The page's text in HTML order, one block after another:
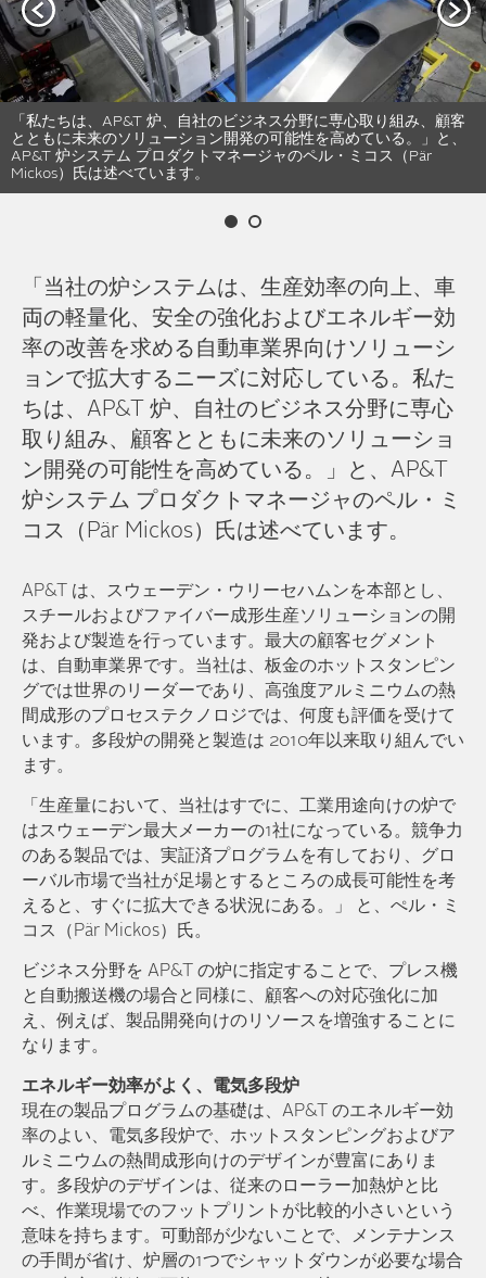
「私たちは、AP&T 炉、自社のビジネス分野に専心取り組み、顧客
とともに未来のソリューション開発の可能性を高めている。」と、
AP&T 炉システム プロダクトマネージャのペル・ミコス（Pär
Mickos）氏は述べています。
「当社の炉システムは、生産効率の向上、車
両の軽量化、安全の強化およびエネルギー効
率の改善を求める自動車業界向けソリューシ
ョンで拡大するニーズに対応している。私た
ちは、AP&T 炉、自社のビジネス分野に専心
取り組み、顧客とともに未来のソリューショ
ン開発の可能性を高めている。」と、AP&T
炉システム プロダクトマネージャのペル・ミ
コス（Pär Mickos）氏は述べています。
AP&T は、スウェーデン・ウリーセハムンを本部とし、
スチールおよびファイバー成形生産ソリューションの開
発および製造を行っています。最大の顧客セグメント
は、自動車業界です。当社は、板金のホットスタンピン
グでは世界のリーダーであり、高強度アルミニウムの熱
間成形のプロセステクノロジでは、何度も評価を受けて
います。多段炉の開発と製造は 2010年以来取り組んでい
ます。
「生産量において、当社はすでに、工業用途向けの炉で
はスウェーデン最大メーカーの1社になっている。競争力
のある製品では、実証済プログラムを有しており、グロ
ーバル市場で当社が足場とするところの成長可能性を考
えると、すぐに拡大できる状況にある。」 と、ぺル・ミ
コス（Pär Mickos）氏。
ビジネス分野を AP&T の炉に指定することで、プレス機
と自動搬送機の場合と同様に、顧客への対応強化に加
え、例えば、製品開発向けのリソースを増強することに
なります。
エネルギー効率がよく、電気多段炉
現在の製品プログラムの基礎は、AP&T のエネルギー効
率のよい、電気多段炉で、ホットスタンピングおよびア
ルミニウムの熱間成形向けのデザインが豊富にありま
す。多段炉のデザインは、従来のローラー加熱炉と比
べ、作業現場でのフットプリントが比較的小さいという
意味を持ちます。可動部が少ないことで、メンテナンス
の手間が省け、炉層の1つでシャットダウンが必要な場合